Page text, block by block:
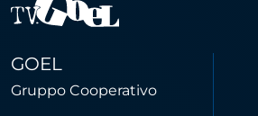
GOEL
Gruppo Cooperativo